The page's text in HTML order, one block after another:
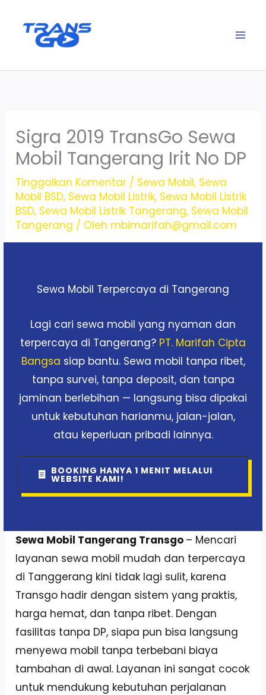
Sigra 2019 TransGo Sewa
Mobil Tangerang Irit No DP
Tinggalkan Komentar / Sewa Mobil, Sewa
Mobil BSD, Sewa Mobil Listrik, Sewa Mobil Listrik
BSD, Sewa Mobil Listrik Tangerang, Sewa Mobil
Tangerang / Oleh mbimarifah@gmail.com
Sewa Mobil Terpercaya di Tangerang
Lagi cari sewa mobil yang nyaman dan
terpercaya di Tangerang? PT. Marifah Cipta
Bangsa siap bantu. Sewa mobil tanpa ribet,
tanpa survei, tanpa deposit, dan tanpa
jaminan berlebihan — langsung bisa dipakai
untuk kebutuhan harianmu, jalan-jalan,
atau keperluan pribadi lainnya.
BOOKING HANYA 1 MENIT MELALUI
WEBSITE KAMI!
Sewa Mobil Tangerang Transgo – Mencari
layanan sewa mobil mudah dan terpercaya
di Tanggerang kini tidak lagi sulit, karena
Transgo hadir dengan sistem yang praktis,
harga hemat, dan tanpa ribet. Dengan
fasilitas tanpa DP, siapa pun bisa langsung
menyewa mobil tanpa terbebani biaya
tambahan di awal. Layanan ini sangat cocok
untuk mendukung kebutuhan perjalanan